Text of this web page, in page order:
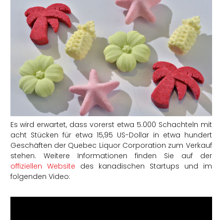
Es wird erwartet, dass vorerst etwa 5.000 Schachteln mit
acht Stücken für etwa 15,95 US-Dollar in etwa hundert
Geschäften der Quebec Liquor Corporation zum Verkauf
stehen. Weitere Informationen finden Sie auf der
offiziellen Website des kanadischen Startups und im
folgenden Video: